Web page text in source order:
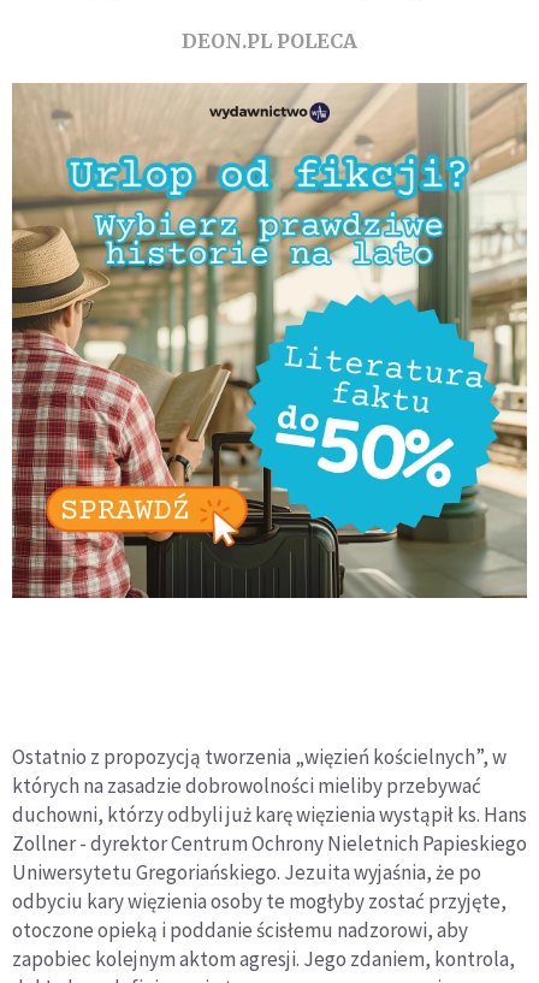
DEON.PL POLECA
Ostatnio z propozycją tworzenia „więzień kościelnych”, w
których na zasadzie dobrowolności mieliby przebywać
duchowni, którzy odbyli już karę więzienia wystąpił ks. Hans
Zollner - dyrektor Centrum Ochrony Nieletnich Papieskiego
Uniwersytetu Gregoriańskiego. Jezuita wyjaśnia, że po
odbyciu kary więzienia osoby te mogłyby zostać przyjęte,
otoczone opieką i poddanie ścisłemu nadzorowi, aby
zapobiec kolejnym aktom agresji. Jego zdaniem, kontrola,